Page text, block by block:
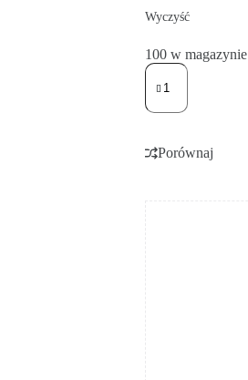
Wyczyść
100 w magazynie
Porównaj